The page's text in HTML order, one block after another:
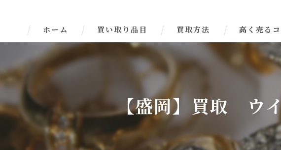
ホーム 買い取り品目 買取方法 高く売る
【盛岡】買取 ウ